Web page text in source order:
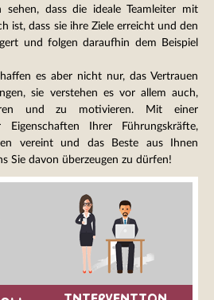
sehen, dass die ideale Teamleiter mit
ist, dass sie ihre Ziele erreicht und den
und folgen daraufhin dem Beispiel
es aber nicht nur, das Vertrauen
sie verstehen es vor allem auch,
und zu motivieren. Mit einer
Ihrer Führungskräfte,
vereint und das Beste aus Ihnen
Sie davon überzeugen zu dürfen!